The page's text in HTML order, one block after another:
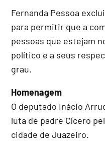
Fernanda Pessoa
para permitir que a
pessoas que estejam
político e a seus
grau.
Homenagem
O deputado Inácio
luta de padre Cícero
cidade de Juazeiro.